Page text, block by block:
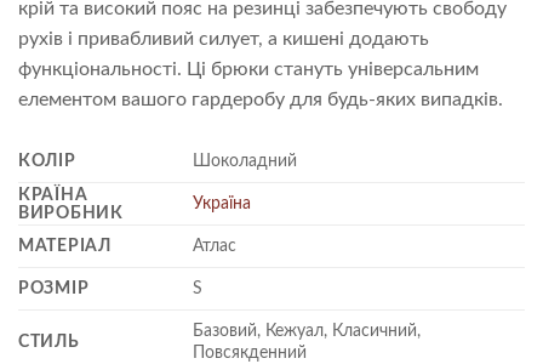
крій та високий пояс на резинці забезпечують свободу
рухів і привабливий силует, а кишені додають
функціональності. Ці брюки стануть універсальним
елементом вашого гардеробу для будь-яких випадків.
КОЛІР
Шоколадний
КРАЇНА
ВИРОБНИК
Україна
МАТЕРІАЛ Атлас
РОЗМІР S
СТИЛЬ
Базовий, Кежуал, Класичний,
Повсякденний